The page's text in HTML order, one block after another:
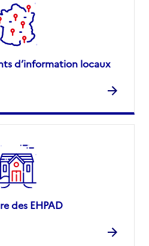
d’information locaux
des EHPAD